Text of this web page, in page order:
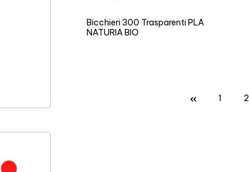
Bicchieri 300 Trasparenti PLA
NATURIA BIO
1 2